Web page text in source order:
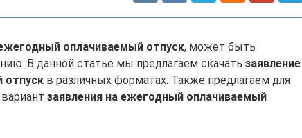
оплачиваемый отпуск, может быть
В данной статье мы предлагаем скачать заявление
отпуск в различных форматах. Также предлагаем для
заявления на ежегодный оплачиваемый